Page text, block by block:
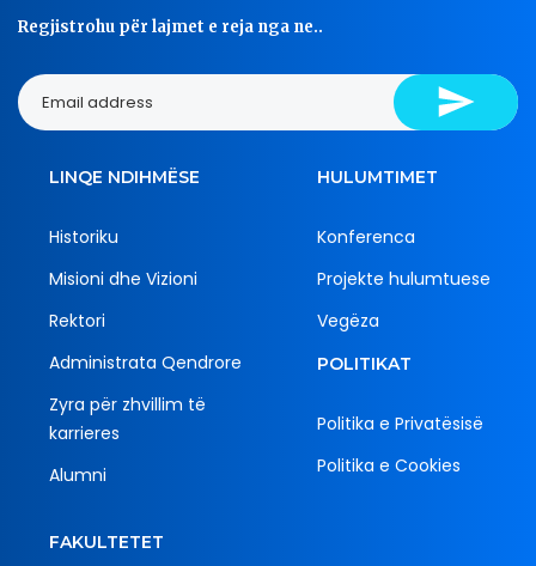
Regjistrohu për lajmet e reja nga ne..
LINQE NDIHMËSE
Historiku
Misioni dhe Vizioni
Rektori
Administrata Qendrore
Zyra për zhvillim të
karrieres
Alumni
HULUMTIMET
Konferenca
Projekte hulumtuese
Vegëza
POLITIKAT
Politika e Privatësisë
Politika e Cookies
FAKULTETET